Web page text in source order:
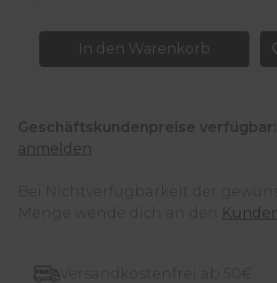
In den Warenkorb
Geschäftskundenpreise verfügbar:
anmelden
Bei Nichtverfügbarkeit der
Menge wende dich an den
Versandkostenfrei ab 50€